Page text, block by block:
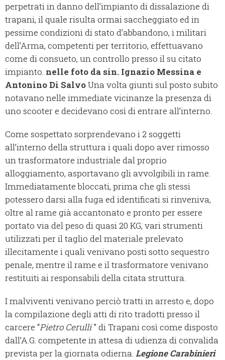
perpetrati in danno dell’impianto di dissalazione di
trapani, il quale risulta ormai saccheggiato ed in
pessime condizioni di stato d’abbandono, i militari
dell’Arma, competenti per territorio, effettuavano
come di consueto, un controllo presso il su citato
impianto. nelle foto da sin. Ignazio Messina e
Antonino Di SalvoUna volta giunti sul posto subito
notavano nelle immediate vicinanze la presenza di
uno scooter e decidevano così di entrare all’interno.
Come sospettato sorprendevano i 2 soggetti
all’interno della struttura i quali dopo aver rimosso
un trasformatore industriale dal proprio
alloggiamento, asportavano gli avvolgibili in rame.
Immediatamente bloccati, prima che gli stessi
potessero darsi alla fuga ed identificati si rinveniva,
oltre al rame già accantonato e pronto per essere
portato via del peso di quasi 20 KG, vari strumenti
utilizzati per il taglio del materiale prelevato
illecitamente i quali venivano posti sotto sequestro
penale, mentre il rame e il trasformatore venivano
restituiti ai responsabili della citata struttura.
I malviventi venivano perciò tratti in arresto e, dopo
la compilazione degli atti di rito tradotti presso il
carcere “Pietro Cerulli” di Trapani così come disposto
dall’A.G. competente in attesa di udienza di convalida
prevista per la giornata odierna. Legione Carabinieri